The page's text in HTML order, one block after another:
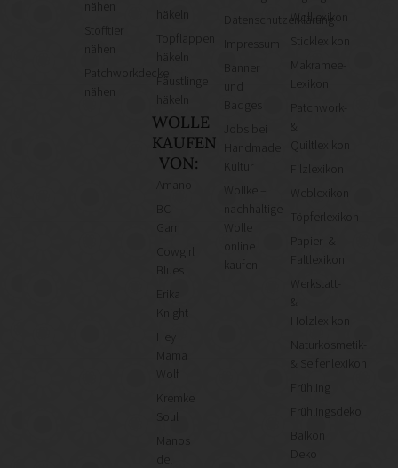
Stofftier
Patchworkdecke
häkeln
Topflappen
häkeln
Fäustlinge
häkeln
WOLLE
KAUFEN
VON:
Cowgirl
Knight
Mama
Wolf
Kremke
Manos
Datenschutzerklärung
Kultur
Wollke –
nachhaltige
kaufen
Wolllexikon
Sticklexikon
Makramee-
Lexikon
Patchwork-
&
Quiltlexikon
Weblexikon
Töpferlexikon
Papier- &
Faltlexikon
Werkstatt-
&
Holzlexikon
Naturkosmetik-
& Seifenlexikon
Frühling
Frühlingsdeko
Balkon
Deko